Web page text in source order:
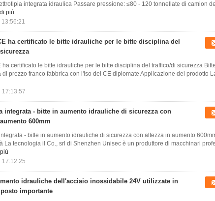
integrata idraulica Passare pressione: ≤80 - 120 tonnellate di camion
più
ha certificato le bitte idrauliche per le bitte disciplina del
ha certificato le bitte idrauliche per le bitte disciplina del traffico/di sicurezza
di prezzo franco fabbrica con l'iso del CE diplomate Applicazione del prodotto
17:13:57
integrata - bitte in aumento idrauliche di sicurezza con
600mm
- bitte in aumento idrauliche di sicurezza con altezza in aumento
La tecnologia il Co., srl di Shenzhen Unisec è un produttore di macchinari
17:12:25
idrauliche dell'acciaio inossidabile 24V utilizzate in
importante